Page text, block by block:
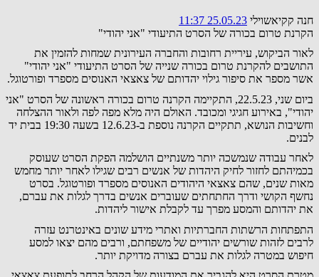
חנה קקיאשוילי 25.05.23 11:37
הקרנת טרום בכורה של הסרט התיעודי "אני יהודי"
לאור הביקוש, עיריית רחובות והחברה העירונית שמחות להזמין את
התושבים להקרנת טרום בכורה שנייה של הסרט התיעודי "אני יהודי"
אשר מספר את סיפור גילוי יהדותם של צאצאי האנוסים מספרד ופורטוגל.
ביום שני, 22.5.23, התקיימה הקרנה טרום בכורה ראשונה של הסרט "אני
יהודי", באירוע חגיגי ומכובד. האולם היה מלא מפה לפה ולאור ההצלחה
וחשיבות הנושא, תתקיים הקרנה נוספת ב-12.6.23 בשעה 19:30 בבית יד
לבנים.
לאחר עבודה שנמשכה יותר משנתיים הושלמה הפקת הסרט שעוסק
בכמיהתם לחזור לחיק היהדות של אנשים רבים שגילו לאחר יותר מחמש
מאות שנים, שהם צאצאי היהודים האנוסים מספרד ופורטוגל. בסרט
נחשף הקושי ודרך החתחתים שעוברים אנשים בדרך לגלות את עברם,
את יהדותם והמסע מפרך עד לקבלת אישור ליהדות.
התפתחות הרשתות החברתיות ואתרי מידע שונים באינטרנט עזרה
לרבים לזהות שורשים יהודיים של משפחתם, ורבים מהם יצאו למסע
חיפוש במטרה לגלות את עברם בצורה מדויקת יותר.